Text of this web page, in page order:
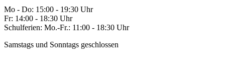
Mo - Do: 15:00 - 19:30 Uhr
Fr: 14:00 - 18:30 Uhr
Schulferien: Mo.-Fr.: 11:00 - 18:30 Uhr
Samstags und Sonntags geschlossen